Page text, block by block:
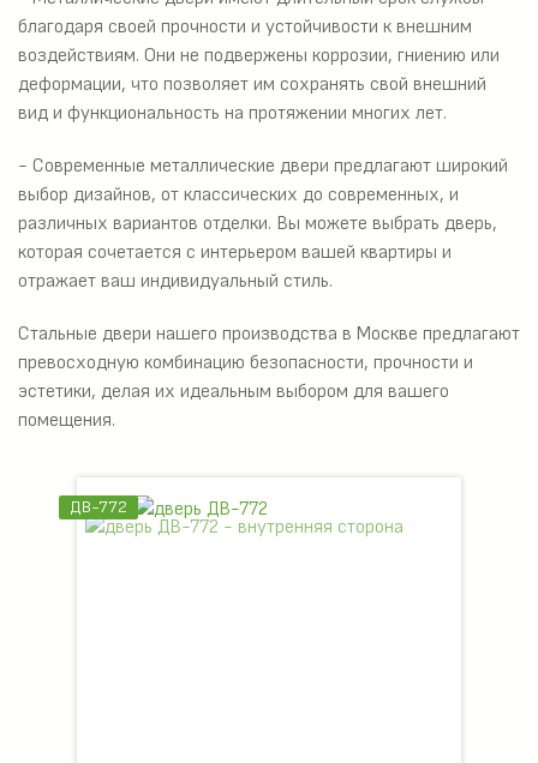
благодаря своей прочности и устойчивости к внешним
воздействиям. Они не подвержены коррозии, гниению или
деформации, что позволяет им сохранять свой внешний
вид и функциональность на протяжении многих лет.
- Современные металлические двери предлагают широкий
выбор дизайнов, от классических до современных, и
различных вариантов отделки. Вы можете выбрать дверь,
которая сочетается с интерьером вашей квартиры и
отражает ваш индивидуальный стиль.
Стальные двери нашего производства в Москве предлагают
превосходную комбинацию безопасности, прочности и
эстетики, делая их идеальным выбором для вашего
помещения.
ДВ-772